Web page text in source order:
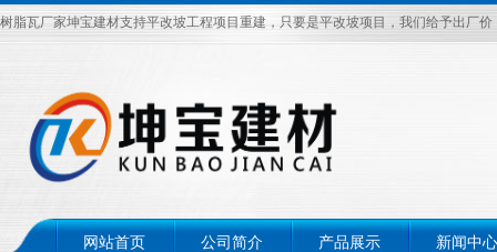
树脂瓦厂家坤宝建材支持平改坡工程项目重建，只要是平改坡项目，我们给予出厂价
网站首页 公司简介 产品展示 新闻中心